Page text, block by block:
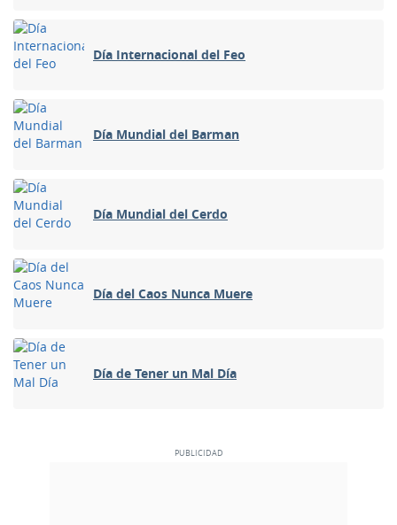
Día Internacional del Feo
Día Mundial del Barman
Día Mundial del Cerdo
Día del Caos Nunca Muere
Día de Tener un Mal Día